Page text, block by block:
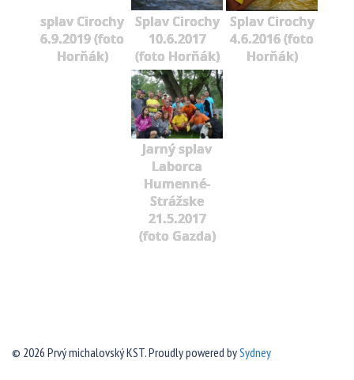
splav Cirochy
6.9.2019 (foto
Horňák)
Splav Cirochy
10.6.2017
(foto Horňák)
Splav Cirochy
4.6.2016 (foto
Horňák)
Jarný splav
Laborca
Humenné-
Strážske
21.5.2017
(foto Gazda)
© 2026 Prvý michalovský KST. Proudly powered bySydney